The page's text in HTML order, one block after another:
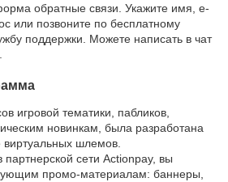
обратные связи. Укажите имя, e-
или позвоните по бесплатному
поддержки. Можете написать в чат
игровой тематики, пабликов,
новинкам, была разработана
шлемов.
партнерской сети Actionpay, вы
промо-материалам: баннеры,